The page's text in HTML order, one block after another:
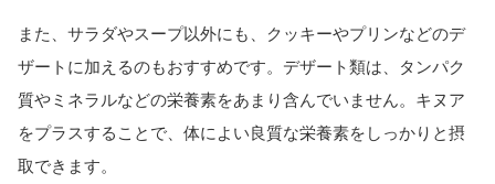
また、サラダやスープ以外にも、クッキーやプリンなどのデ
ザートに加えるのもおすすめです。デザート類は、タンパク
質やミネラルなどの栄養素をあまり含んでいません。キヌア
をプラスすることで、体によい良質な栄養素をしっかりと摂
取できます。